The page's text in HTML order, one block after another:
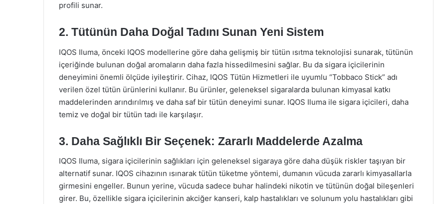
profili sunar.
2. Tütünün Daha Doğal Tadını Sunan Yeni Sistem
IQOS Iluma, önceki IQOS modellerine göre daha gelişmiş bir tütün ısıtma teknolojisi sunarak, tütünün
içeriğinde bulunan doğal aromaların daha fazla hissedilmesini sağlar. Bu da sigara içicilerinin
deneyimini önemli ölçüde iyileştirir. Cihaz, IQOS Tütün Hizmetleri ile uyumlu “Tobbaco Stick” adı
verilen özel tütün ürünlerini kullanır. Bu ürünler, geleneksel sigaralarda bulunan kimyasal katkı
maddelerinden arındırılmış ve daha saf bir tütün deneyimi sunar. IQOS Iluma ile sigara içicileri, daha
temiz ve doğal bir tütün tadı ile karşılaşır.
3. Daha Sağlıklı Bir Seçenek: Zararlı Maddelerde Azalma
IQOS Iluma, sigara içicilerinin sağlıkları için geleneksel sigaraya göre daha düşük riskler taşıyan bir
alternatif sunar. IQOS cihazının ısınarak tütün tüketme yöntemi, dumanın vücuda zararlı kimyasallarla
girmesini engeller. Bunun yerine, vücuda sadece buhar halindeki nikotin ve tütünün doğal bileşenleri
girer. Bu, özellikle sigara içicilerinin akciğer kanseri, kalp hastalıkları ve solunum yolu hastalıkları gibi